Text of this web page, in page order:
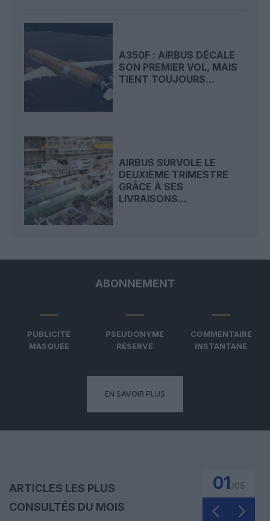
A350F : AIRBUS DÉCALE
SON PREMIER VOL, MAIS
TIENT TOUJOURS...
AIRBUS SURVOLE LE
DEUXIÈME TRIMESTRE
GRÂCE À SES
LIVRAISONS...
ABONNEMENT
PUBLICITÉ
MASQUÉE
PSEUDONYME
RÉSERVÉ
COMMENTAIRE
INSTANTANÉ
EN SAVOIR PLUS
ARTICLES LES PLUS
CONSULTÉS DU MOIS
01